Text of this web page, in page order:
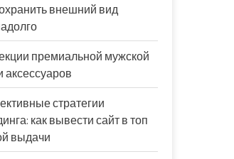
внешний вид
премиальной мужской
стратегии
как вывести сайт в топ
выдачи